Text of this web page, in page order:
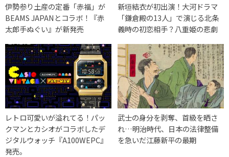
伊勢参り土産の定番「赤福」が
BEAMS JAPANとコラボ！『赤
太郎手ぬぐい』が新発売
新垣結衣が初出演！大河ドラマ
「鎌倉殿の13人」で演じる北条
義時の初恋相手？八重姫の悲劇
レトロ可愛いが溢れてる！パッ
クマンとカシオがコラボしたデ
ジタルウォッチ『A100WEPC』
発売。
武士の身分を剥奪、首級を晒さ
れ…明治時代、日本の法律整備
を急いだ江藤新平の最期